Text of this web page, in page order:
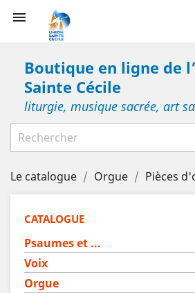

Boutique en ligne de
Sainte Cécile
liturgie, musique sacrée, art
Le catalogue Orgue Pièces
CATALOGUE
Psaumes et ...
Voix
Orgue